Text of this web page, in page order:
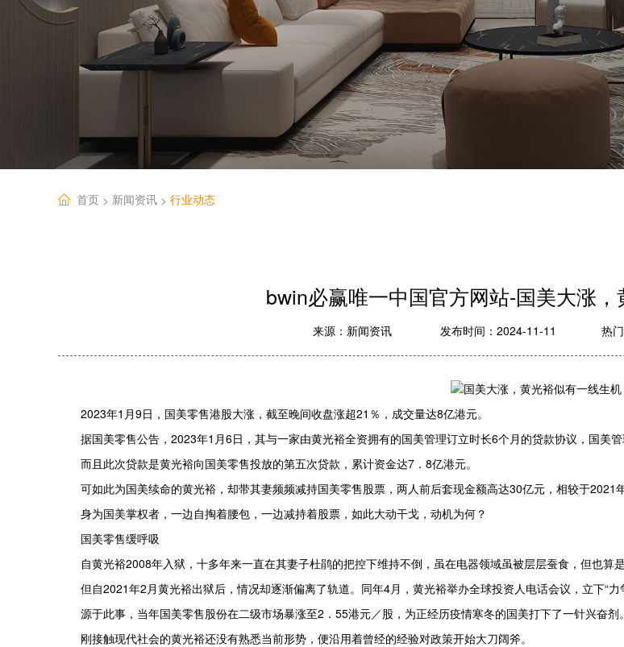
首页 > 新闻资讯 > 行业动态
bwin必赢唯一中国官方网站-国美大涨，
来源： 新闻资讯 发布时间：2024-11-11 热门
2023年1月9日，国美零售港股大涨，截至晚间收盘涨超21％，成交量达8亿港元。
据国美零售公告，2023年1月6日，其与一家由黄光裕全资拥有的国美管理订立时长6个月的贷款协议，国美
而且此次贷款是黄光裕向国美零售投放的第五次贷款，累计资金达7．8亿港元。
可如此为国美续命的黄光裕，却带其妻频频减持国美零售股票，两人前后套现金额高达30亿元，相较于2021
身为国美掌权者，一边自掏着腰包，一边减持着股票，如此大动干戈，动机为何？
国美零售缓呼吸
自黄光裕2008年入狱，十多年来一直在其妻子杜鹃的把控下维持不倒，虽在电器领域虽被层层蚕食，但也算
但自2021年2月黄光裕出狱后，情况却逐渐偏离了轨道。同年4月，黄光裕举办全球投资人电话会议，立下“
源于此事，当年国美零售股份在二级市场暴涨至2．55港元／股，为正经历疫情寒冬的国美打下了一针兴奋剂。
刚接触现代社会的黄光裕还没有熟悉当前形势，便沿用着曾经的经验对政策开始大刀阔斧。